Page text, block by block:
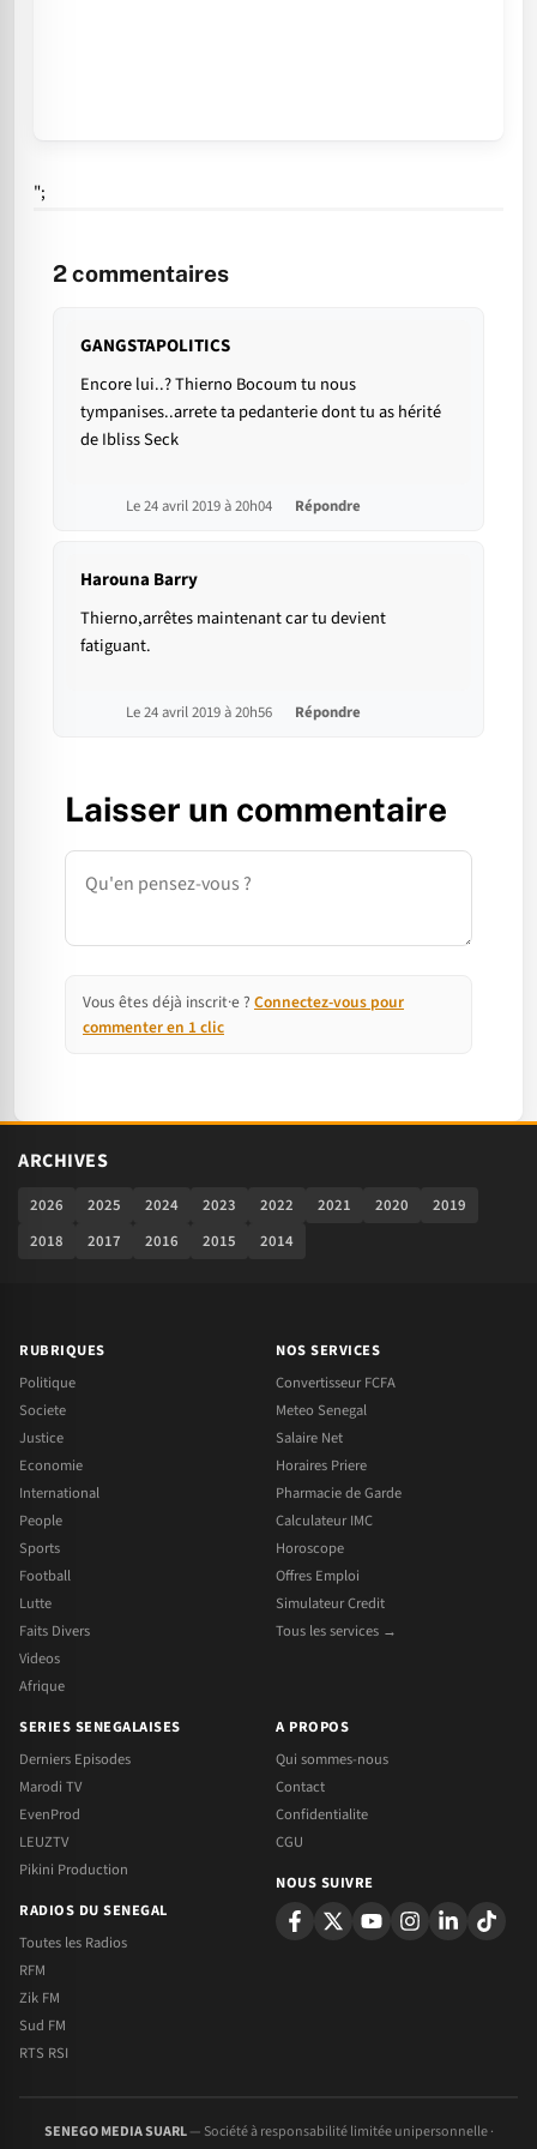
";
2commentaires
GANGSTAPOLITICS
Encore lui..? Thierno Bocoum tu nous
tympanises..arrete ta pedanterie dont tu as hérité
de Ibliss Seck
Le 24 avril 2019 à 20h04 Répondre
Harouna Barry
Thierno,arrêtes maintenant car tu devient
fatiguant.
Le 24 avril 2019 à 20h56 Répondre
Laisser un commentaire
Commentaire
Vous êtes déjà inscrit·e ? Connectez-vous pour
commenter en 1 clic
ARCHIVES
2026 2025 2024 2023 2022 2021 2020
2019
2018
2017 2016 2015 2014
RUBRIQUES
Politique
Societe
Justice
Economie
International
People
Sports
Football
Lutte
Faits Divers
Videos
Afrique
NOS SERVICES
Convertisseur FCFA
Meteo Senegal
Salaire Net
Horaires Priere
Pharmacie de Garde
Calculateur IMC
Horoscope
Offres Emploi
Simulateur Credit
Tous les services →
SERIES SENEGALAISES
Derniers Episodes
Marodi TV
EvenProd
LEUZTV
Pikini Production
RADIOS DU SENEGAL
Toutes les Radios
RFM
Zik FM
Sud FM
RTS RSI
A PROPOS
Qui sommes-nous
Contact
Confidentialite
CGU
NOUS SUIVRE
SENEGO MEDIA SUARL— Société à responsabilité limitée unipersonnelle ·